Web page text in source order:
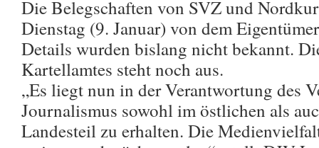
Die Belegschaften von SVZ und
Dienstag (9. Januar) von dem
Details wurden bislang nicht bekannt.
Kartellamtes steht noch aus.
„Es liegt nun in der Verantwortung des
Journalismus sowohl im östlichen als
Landesteil zu erhalten. Die